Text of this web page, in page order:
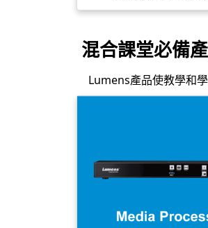
混合課堂必備
Lumens產品使教學和